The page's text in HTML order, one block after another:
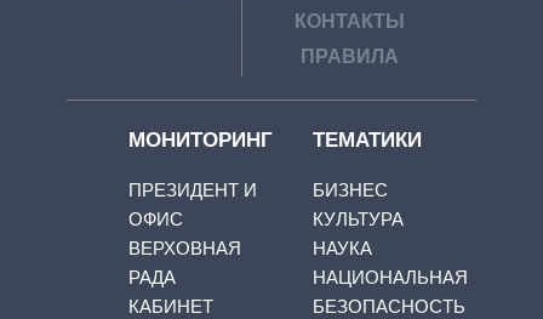
КОНТАКТЫ
ПРАВИЛА
МОНИТОРИНГ
ПРЕЗИДЕНТ И
ОФИС
ВЕРХОВНАЯ
РАДА
КАБИНЕТ
ТЕМАТИКИ
БИЗНЕС
КУЛЬТУРА
НАУКА
НАЦИОНАЛЬНАЯ
БЕЗОПАСНОСТЬ